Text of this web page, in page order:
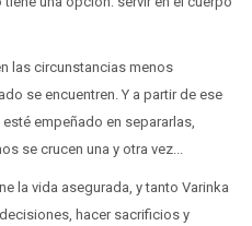
las circunstancias menos
se encuentren. Y a partir de ese
empeñado en separarlas,
se crucen una y otra vez...
la vida asegurada, y tanto Varinka
hacer sacrificios y